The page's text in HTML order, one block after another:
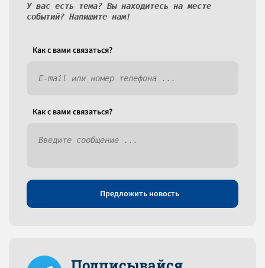
У вас есть тема? Вы находитесь на месте
событий? Напишите нам!
Как c вами связаться?
Как c вами связаться?
Предложить новость